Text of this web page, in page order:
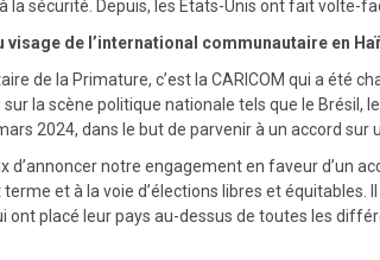
la sécurité. Depuis, les États-Unis ont fait volte-
visage de l’international communautaire en
de la Primature, c’est la CARICOM qui a été
la scène politique nationale tels que le Brésil,
2024, dans le but de parvenir à un accord sur
d’annoncer notre engagement en faveur d’un
et à la voie d’élections libres et
ont placé leur pays au-dessus de toutes les